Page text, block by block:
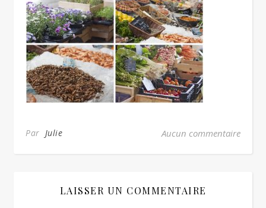
Par Julie Aucun commentaire
LAISSER UN COMMENTAIRE